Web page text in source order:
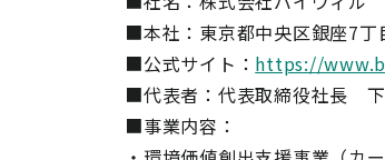
■本社：東京都中央区銀座7丁
■公式サイト： https://
■代表者：代表取締役社長
■事業内容：